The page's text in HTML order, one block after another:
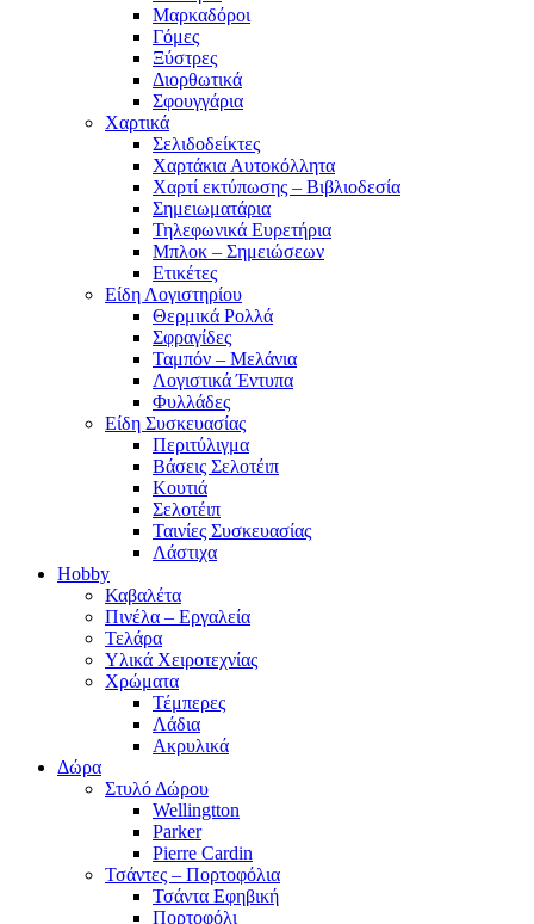
Μαρκαδόροι
Γόμες
Ξύστρες
Διορθωτικά
Σφουγγάρια
Χαρτικά
Σελιδοδείκτες
Χαρτάκια Αυτοκόλλητα
Χαρτί εκτύπωσης – Βιβλιοδεσία
Σημειωματάρια
Τηλεφωνικά Ευρετήρια
Μπλοκ – Σημειώσεων
Ετικέτες
Είδη Λογιστηρίου
Θερμικά Ρολλά
Σφραγίδες
Ταμπόν – Μελάνια
Λογιστικά Έντυπα
Φυλλάδες
Είδη Συσκευασίας
Περιτύλιγμα
Βάσεις Σελοτέιπ
Κουτιά
Σελοτέιπ
Ταινίες Συσκευασίας
Λάστιχα
Hobby
Καβαλέτα
Πινέλα – Εργαλεία
Τελάρα
Υλικά Χειροτεχνίας
Χρώματα
Τέμπερες
Λάδια
Ακρυλικά
Δώρα
Στυλό Δώρου
Wellingtton
Parker
Pierre Cardin
Τσάντες – Πορτοφόλια
Τσάντα Εφηβική
Πορτοφόλι